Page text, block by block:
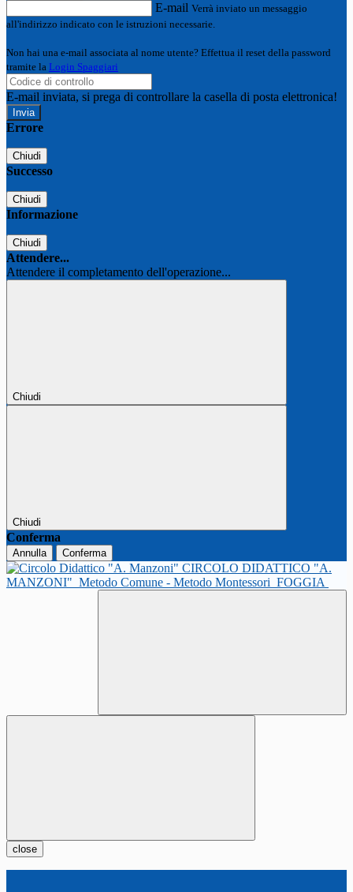
E-mail Verrà inviato un messaggio
all'indirizzo indicato con le istruzioni necessarie.
Non hai una e-mail associata al nome utente? Effettua il reset della password
tramite la Login Spaggiari
E-mail inviata, si prega di controllare la casella di posta elettronica!
Errore
Chiudi
Successo
Chiudi
Informazione
Chiudi
Attendere...
Attendere il completamento dell'operazione...
Chiudi
Chiudi
Conferma
Annulla Conferma
CIRCOLO DIDATTICO "A.
MANZONI" Metodo Comune - Metodo Montessori FOGGIA
close